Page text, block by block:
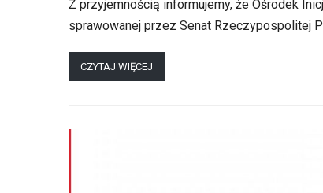
Z przyjemnością informujemy, że Ośrodek
sprawowanej przez Senat Rzeczypospolitej
CZYTAJ WIĘCEJ